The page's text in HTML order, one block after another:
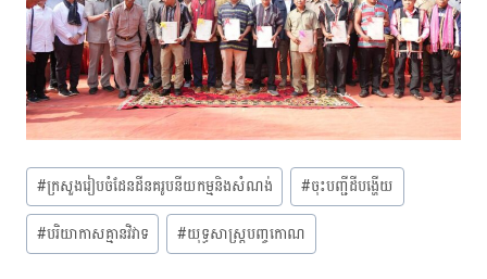
Post
Tags:
#ក្រសួងរៀបចំដែនដីនគរូបនីយកម្មនិងសំណង់ #ចុះបញ្ជីដីបង្ហើយ
#បរិយាកាសគ្មានវិវាទ #យុទ្ធសាស្ត្របញ្ចកោណ